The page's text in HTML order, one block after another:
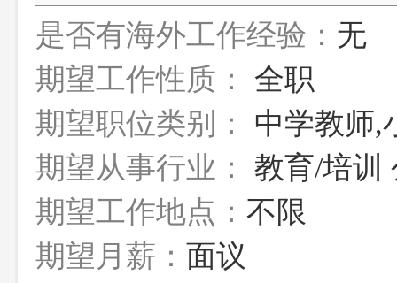
是否有海外工作经验： 无
期望工作性质：
全职
期望职位类别：
中学教师,
期望从事行业：
教育/培训
期望工作地点： 不限
期望月薪： 面议